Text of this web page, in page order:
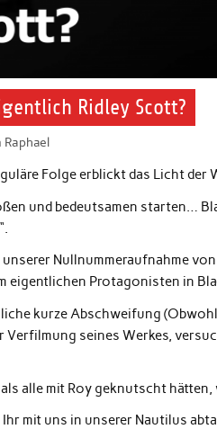
Ridley Scott?
Raphael
Folge erblickt das Licht der
und bedeutsamen starten…
Nullnummeraufnahme
eigentlichen Protagonisten in
kurze Abschweifung
seines Werkes,
alle mit Roy geknutscht
mit uns in unserer Nautilus